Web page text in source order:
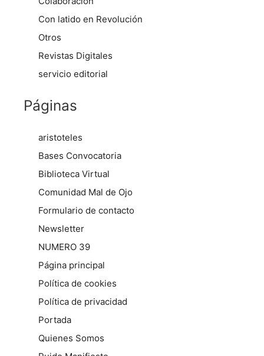
Con latido en Revolución
Otros
Revistas Digitales
servicio editorial
Páginas
aristoteles
Bases Convocatoria
Biblioteca Virtual
Comunidad Mal de Ojo
Formulario de contacto
Newsletter
NUMERO 39
Página principal
Política de cookies
Política de privacidad
Portada
Quienes Somos